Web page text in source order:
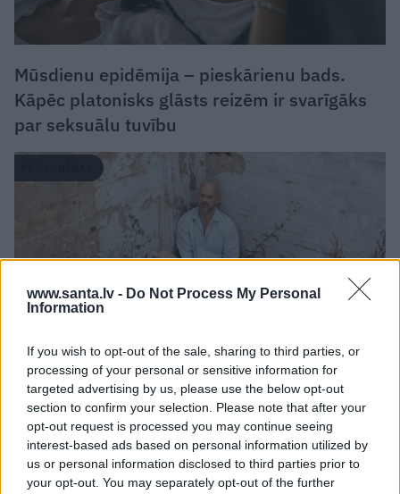
www.santa.lv - Do Not Process My Personal
Information
If you wish to opt-out of the sale, sharing to third parties, or
processing of your personal or sensitive information for
targeted advertising by us, please use the below opt-out
section to confirm your selection. Please note that after your
opt-out request is processed you may continue seeing
interest-based ads based on personal information utilized by
us or personal information disclosed to third parties prior to
your opt-out. You may separately opt-out of the further
Mūsdienu epidēmija – pieskārienu bads.
Kāpēc platonisks glāsts reizēm ir svarīgāks
par seksuālu tuvību
«Mana eksistences forma kopš bērnības –
cīņa.» Lauris Dzelzītis par panikas lēkmēm,
vientulību un atgriešanos teātrī